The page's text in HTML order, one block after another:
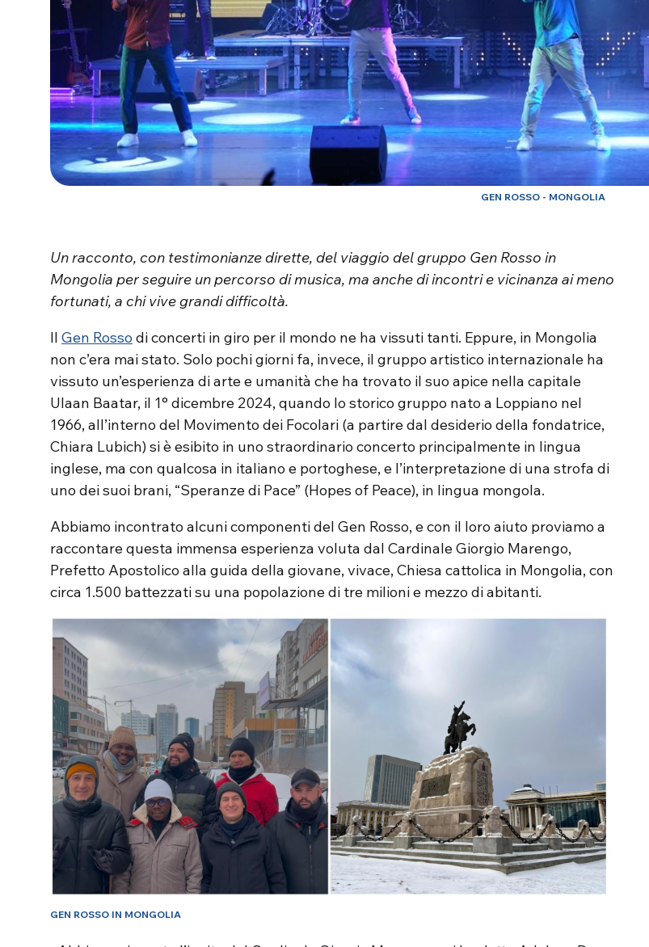
GEN ROSSO - MONGOLIA
Un racconto, con testimonianze dirette, del viaggio del gruppo Gen Rosso in
Mongolia per seguire un percorso di musica, ma anche di incontri e vicinanza ai meno
fortunati, a chi vive grandi difficoltà.
Il Gen Rosso di concerti in giro per il mondo ne ha vissuti tanti. Eppure, in Mongolia
non c’era mai stato. Solo pochi giorni fa, invece, il gruppo artistico internazionale ha
vissuto un’esperienza di arte e umanità che ha trovato il suo apice nella capitale
Ulaan Baatar, il 1° dicembre 2024, quando lo storico gruppo nato a Loppiano nel
1966, all’interno del Movimento dei Focolari (a partire dal desiderio della fondatrice,
Chiara Lubich) si è esibito in uno straordinario concerto principalmente in lingua
inglese, ma con qualcosa in italiano e portoghese, e l’interpretazione di una strofa di
uno dei suoi brani, “Speranze di Pace” (Hopes of Peace), in lingua mongola.
Abbiamo incontrato alcuni componenti del Gen Rosso, e con il loro aiuto proviamo a
raccontare questa immensa esperienza voluta dal Cardinale Giorgio Marengo,
Prefetto Apostolico alla guida della giovane, vivace, Chiesa cattolica in Mongolia, con
circa 1.500 battezzati su una popolazione di tre milioni e mezzo di abitanti.
GEN ROSSO IN MONGOLIA